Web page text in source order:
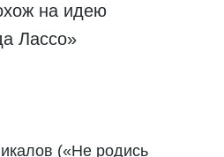
на идею
Лассо»
(«Не родись